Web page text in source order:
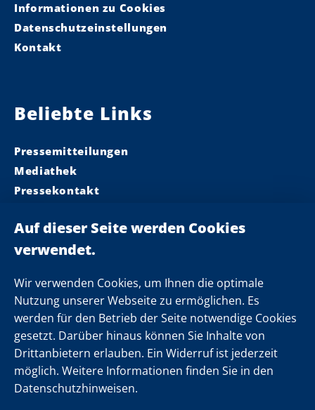
Wir verwenden Cookies, um Ihnen die optimale
Nutzung unserer Webseite zu ermöglichen. Es
werden für den Betrieb der Seite notwendige Cookies
gesetzt. Darüber hinaus können Sie Inhalte von
Drittanbietern erlauben. Ein Widerruf ist jederzeit
möglich. Weitere Informationen finden Sie in den
Datenschutzhinweisen.
Informationen zu Cookies
Datenschutzeinstellungen
Kontakt
Beliebte Links
Pressemitteilungen
Mediathek
Pressekontakt
Landeskabinett
Einsamkeit
Folgen Sie uns